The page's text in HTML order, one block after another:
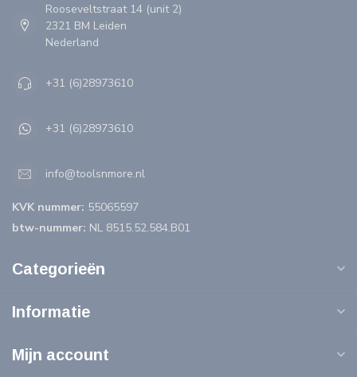
Rooseveltstraat 14 (unit 2)
2321 BM Leiden
Nederland
+31 (6)28973610
+31 (6)28973610
info@toolsnmore.nl
KVK nummer: 55065597
btw-nummer: NL 8515.52.584.B01
Categorieën
Informatie
Mijn account